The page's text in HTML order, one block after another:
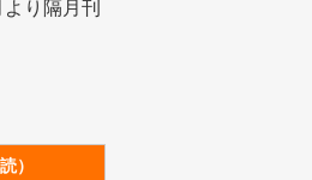
り隔月刊
）